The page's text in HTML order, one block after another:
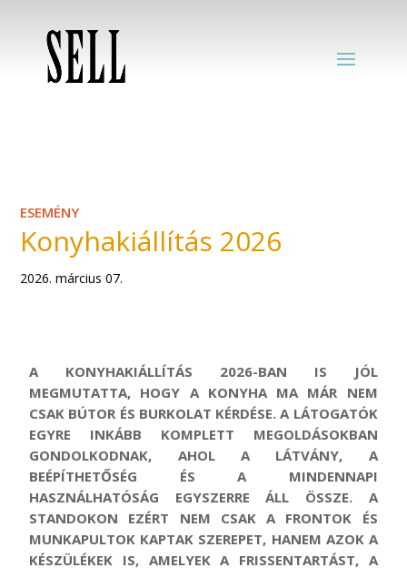
ESEMÉNY
Konyhakiállítás 2026
2026. március 07.
A KONYHAKIÁLLÍTÁS 2026-BAN IS JÓL
MEGMUTATTA, HOGY A KONYHA MA MÁR NEM
CSAK BÚTOR ÉS BURKOLAT KÉRDÉSE. A LÁTOGATÓK
EGYRE INKÁBB KOMPLETT MEGOLDÁSOKBAN
GONDOLKODNAK, AHOL A LÁTVÁNY, A
BEÉPÍTHETŐSÉG ÉS A MINDENNAPI
HASZNÁLHATÓSÁG EGYSZERRE ÁLL ÖSSZE. A
STANDOKON EZÉRT NEM CSAK A FRONTOK ÉS
MUNKAPULTOK KAPTAK SZEREPET, HANEM AZOK A
KÉSZÜLÉKEK IS, AMELYEK A FRISSENTARTÁST, A